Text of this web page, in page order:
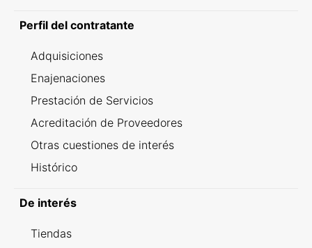
Perfil del contratante
Adquisiciones
Enajenaciones
Prestación de Servicios
Acreditación de Proveedores
Otras cuestiones de interés
Histórico
De interés
Tiendas